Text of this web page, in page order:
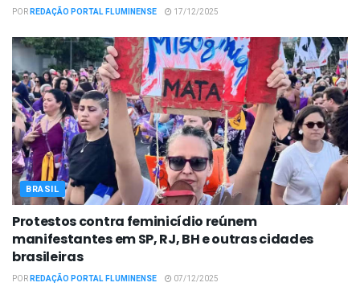
PORREDAÇÃO PORTAL FLUMINENSE 17/12/2025
BRASIL
Protestos contra feminicídio reúnem
manifestantes em SP, RJ, BH e outras cidades
brasileiras
PORREDAÇÃO PORTAL FLUMINENSE 07/12/2025